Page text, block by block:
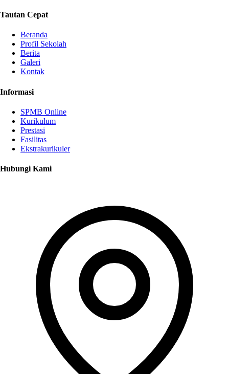
Tautan Cepat
Beranda
Profil Sekolah
Berita
Galeri
Kontak
Informasi
SPMB Online
Kurikulum
Prestasi
Fasilitas
Ekstrakurikuler
Hubungi Kami